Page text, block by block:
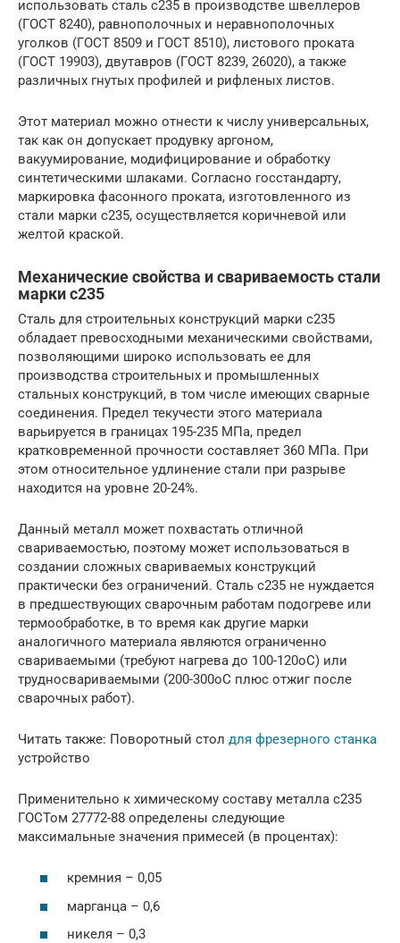
использовать сталь с235 в производстве швеллеров
(ГОСТ 8240), равнополочных и неравнополочных
уголков (ГОСТ 8509 и ГОСТ 8510), листового проката
(ГОСТ 19903), двутавров (ГОСТ 8239, 26020), а также
различных гнутых профилей и рифленых листов.
Этот материал можно отнести к числу универсальных,
так как он допускает продувку аргоном,
вакуумирование, модифицирование и обработку
синтетическими шлаками. Согласно госстандарту,
маркировка фасонного проката, изготовленного из
стали марки с235, осуществляется коричневой или
желтой краской.
Механические свойства и свариваемость стали
марки с235
Сталь для строительных конструкций марки с235
обладает превосходными механическими свойствами,
позволяющими широко использовать ее для
производства строительных и промышленных
стальных конструкций, в том числе имеющих сварные
соединения. Предел текучести этого материала
варьируется в границах 195-235 МПа, предел
кратковременной прочности составляет 360 МПа. При
этом относительное удлинение стали при разрыве
находится на уровне 20-24%.
Данный металл может похвастать отличной
свариваемостью, поэтому может использоваться в
создании сложных свариваемых конструкций
практически без ограничений. Сталь с235 не нуждается
в предшествующих сварочным работам подогреве или
термообработке, в то время как другие марки
аналогичного материала являются ограниченно
свариваемыми (требуют нагрева до 100-120оС) или
трудносвариваемыми (200-300оС плюс отжиг после
сварочных работ).
Читать также: Поворотный стол для фрезерного станка
устройство
Применительно к химическому составу металла с235
ГОСТом 27772-88 определены следующие
максимальные значения примесей (в процентах):
кремния – 0,05
марганца – 0,6
никеля – 0,3